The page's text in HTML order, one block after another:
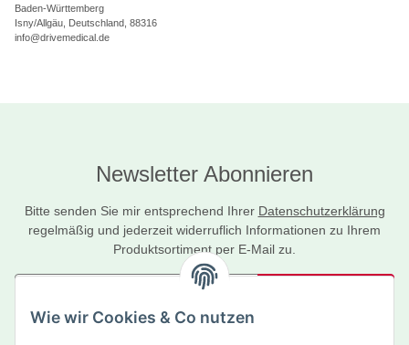
Wie wir Cookies & Co nutzen
Baden-Württemberg
Isny/Allgäu, Deutschland, 88316
info@drivemedical.de
Newsletter Abonnieren
Bitte senden Sie mir entsprechend Ihrer Datenschutzerklärung
regelmäßig und jederzeit widerruflich Informationen zu Ihrem
Produktsortiment per E-Mail zu.
Newsletter Abonnieren